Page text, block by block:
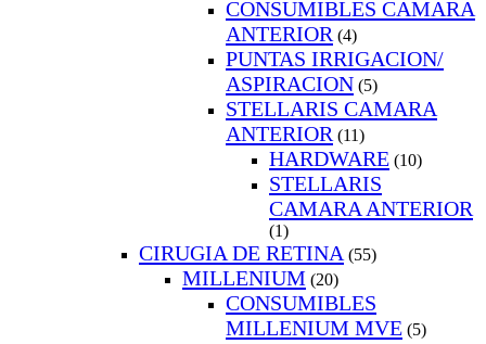
CONSUMIBLES CAMARA
ANTERIOR (4)
PUNTAS IRRIGACION/
ASPIRACION (5)
STELLARIS CAMARA
ANTERIOR (11)
HARDWARE (10)
STELLARIS
CAMARA ANTERIOR
(1)
CIRUGIA DE RETINA (55)
MILLENIUM (20)
CONSUMIBLES
MILLENIUM MVE (5)